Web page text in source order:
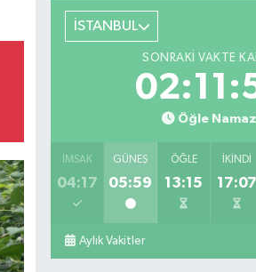
İSTANBUL
SONRAKI VAKTE
Öğle
İMSAK
04:17
GÜNEŞ
05:59
ÖĞLE
13:15
İKINDI
17:07
Aylık Vakitler